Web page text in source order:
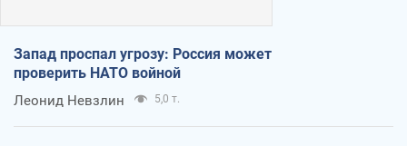
Запад проспал угрозу: Россия может
проверить НАТО войной
Леонид Невзлин 5,0 т.